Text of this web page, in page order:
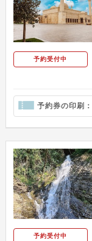
予約受付中
予約券の印刷：
予約受付中